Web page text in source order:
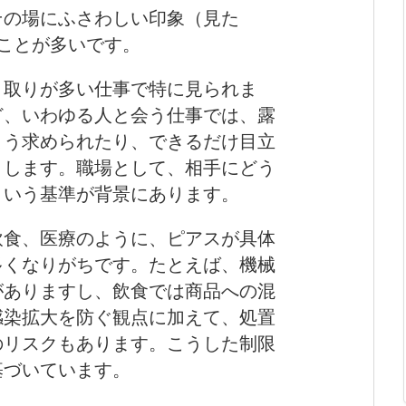
場にふさわしい印象（見た
が多いです。
りが多い仕事で特に見られま
いわゆる人と会う仕事では、露
求められたり、できるだけ目立
ます。職場として、相手にどう
う基準が背景にあります。
、医療のように、ピアスが具体
なりがちです。たとえば、機械
りますし、飲食では商品への混
拡大を防ぐ観点に加えて、処置
スクもあります。こうした制限
いています。